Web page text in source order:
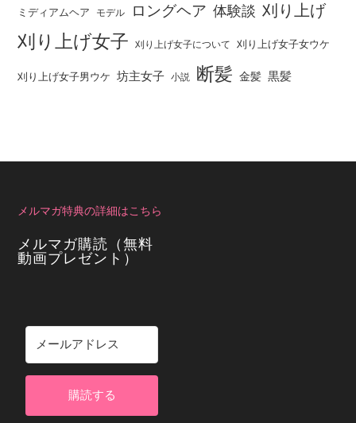
ミディアムヘア モデル ロングヘア 体験談 刈り上げ
刈り上げ女子 刈り上げ女子について 刈り上げ女子女ウケ
刈り上げ女子男ウケ 坊主女子 小説 断髪 金髪 黒髪
メルマガ特典の詳細はこちら
メルマガ購読（無料
動画プレゼント）
購読する